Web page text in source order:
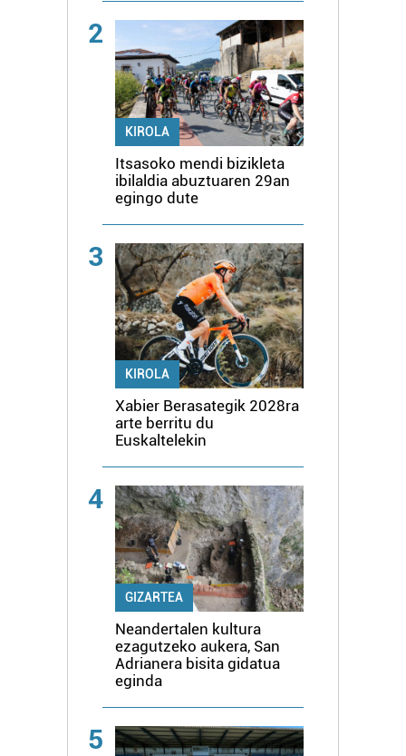
2
KIROLA
Itsasoko mendi bizikleta
ibilaldia abuztuaren 29an
egingo dute
3
KIROLA
Xabier Berasategik 2028ra
arte berritu du
Euskaltelekin
4
GIZARTEA
Neandertalen kultura
ezagutzeko aukera, San
Adrianera bisita gidatua
eginda
5